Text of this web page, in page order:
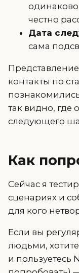
честно
Дата
сама
контакты по
так видно, где
следующего
Как
Сейчас я
сценариях и
для кого
Если вы
людьми,
и пользуетесь